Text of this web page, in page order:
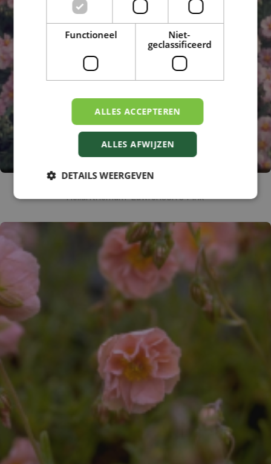
Helianthemum 'Lawrenson's Pink'
Functioneel
Niet-
geclassificeerd
ALLES ACCEPTEREN
ALLES AFWIJZEN
DETAILS WEERGEVEN